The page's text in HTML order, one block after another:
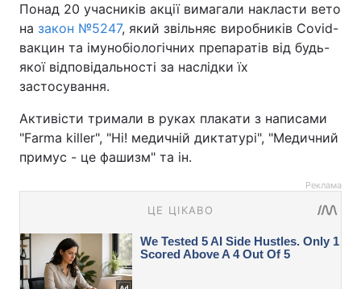
Понад 20 учасників акції вимагали накласти вето
на закон №5247, який звільняє виробників Covid-
вакцин та імунобіологічних препаратів від будь-
якої відповідальності за наслідки їх
застосування.
Активісти тримали в руках плакати з написами
"Farma killer", "Ні! медичній диктатурі", "Медичний
примус - це фашизм" та ін.
Реклама